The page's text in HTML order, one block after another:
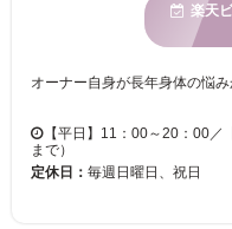
楽天
【平日】11：00～20：00
まで）
定休日： 毎週日曜日、祝日